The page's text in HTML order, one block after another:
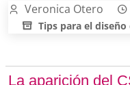
Veronica Otero
Tips para el diseño
La aparición del